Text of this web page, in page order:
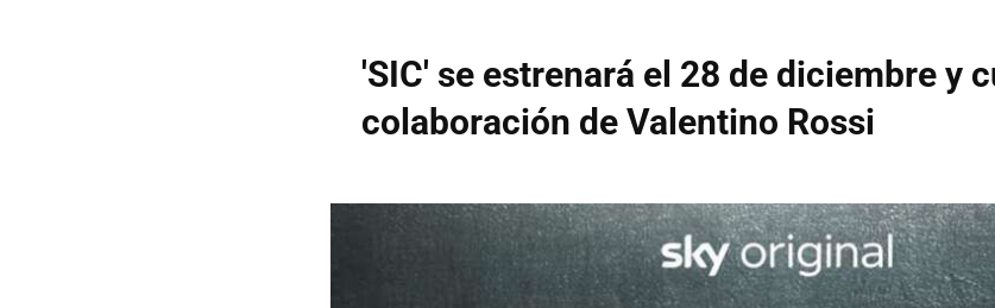
'SIC' se estrenará el 28 de diciembre y
colaboración de Valentino Rossi